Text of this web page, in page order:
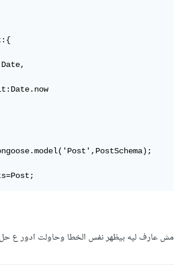
مش عارف ليه بيظهر نفس الخطا وحاولت ادور ع